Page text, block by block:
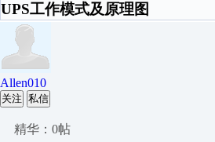
UPS工作模式及原理图
Allen010
关注 私信
精华：0帖